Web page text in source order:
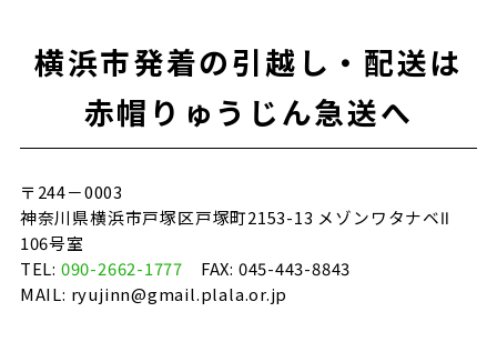
o
o
k
横浜市発着の引越し・配送は
赤帽りゅうじん急送へ
〒244－0003
神奈川県横浜市戸塚区戸塚町2153-13 メゾンワタナベⅡ
106号室
TEL: 090-2662-1777 FAX: 045-443-8843
MAIL: ryujinn@gmail.plala.or.jp